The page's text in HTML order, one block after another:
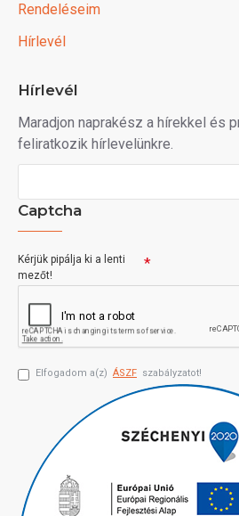
Rendeléseim
Hírlevél
Hírlevél
Maradjon naprakész a hírekkel és
feliratkozik hírlevelünkre.
Captcha
Kérjük pipálja ki a lenti
mezőt!
Elfogadom a(z) ÁSZF szabályzatot!